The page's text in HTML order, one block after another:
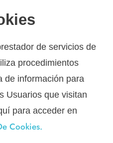
de servicios de
procedimientos
de información para
Usuarios que visitan
para acceder en
Cookies.